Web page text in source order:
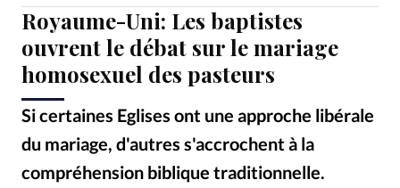
Monde
Bible
Toute l'actualité
Devise:
CHF
Royaume-Uni: Les baptistes
ouvrent le débat sur le mariage
homosexuel des pasteurs
Si certaines Eglises ont une approche libérale
du mariage, d'autres s'accrochent à la
compréhension biblique traditionnelle.